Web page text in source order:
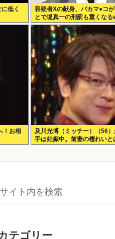
低く
容疑者Xの献身、バカマ●コ
とで堤真一の刑罰も重くなる
！お相
及川光博（ミッチー）（56
手は妊娠中。前妻の檀れいと
婚し子供はなし
テゴリー